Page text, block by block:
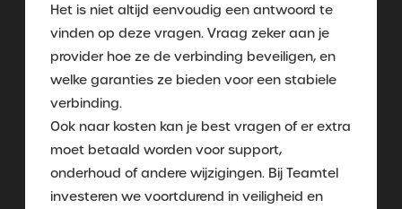
Het is niet altijd eenvoudig een antwoord te
vinden op deze vragen. Vraag zeker aan je
provider hoe ze de verbinding beveiligen, en
welke garanties ze bieden voor een stabiele
verbinding.
Ook naar kosten kan je best vragen of er extra
moet betaald worden voor support,
onderhoud of andere wijzigingen. Bij Teamtel
investeren we voortdurend in veiligheid en